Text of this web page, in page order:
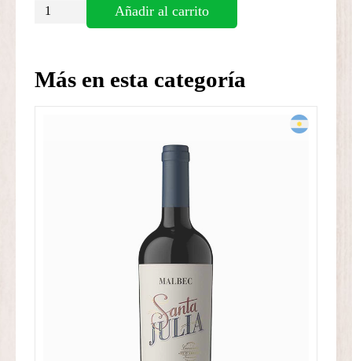
ALTAS
CUMBRES
ROSADO
cantidad
Añadir al carrito
Más en esta categoría